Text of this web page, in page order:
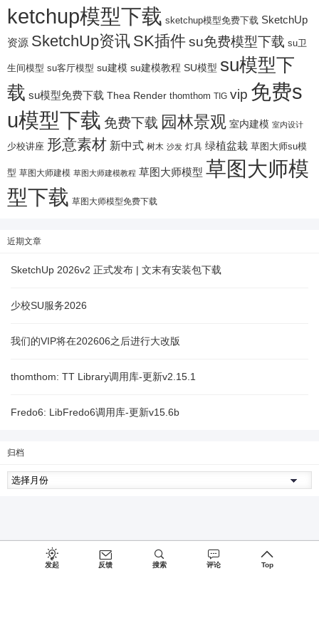
ketchup模型下载 sketchup模型免费下载 SketchUp
资源 SketchUp资讯 SK插件su免费模型下载 su卫
生间模型 su客厅模型 su建模 su建模教程 SU模型 su模型下
载 su模型免费下载 Thea Render thomthom TIG vip 免费s
u模型下载 免费下载 园林景观 室内建模 室内设计
少校讲座 形意素材 新中式 树木 沙发 灯具 绿植盆栽 草图大师su模
型 草图大师建模 草图大师建模教程 草图大师模型 草图大师模
型下载 草图大师模型免费下载
近期文章
SketchUp 2026v2 正式发布 | 文末有安装包下载
少校SU服务2026
我们的VIP将在202606之后进行大改版
thomthom: TT Library调用库-更新v2.15.1
Fredo6: LibFredo6调用库-更新v15.6b
归档
发起 反馈 搜索 评论 Top